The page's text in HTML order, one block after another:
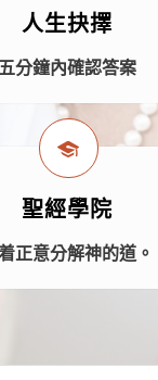
人生抉擇
五分鐘內確認答案
聖經學院
正意分解神的道。